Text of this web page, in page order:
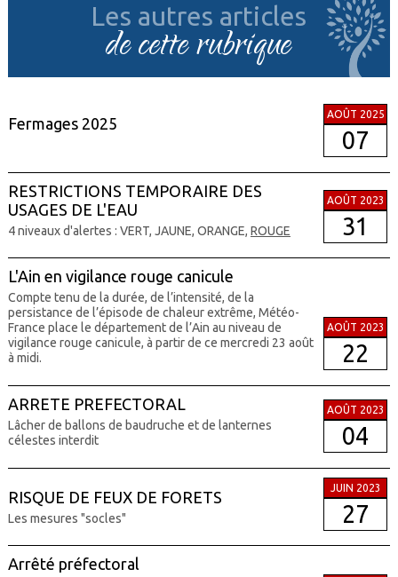
Les autres articles
de cette rubrique
Fermages 2025
AOÛT 2025
07
RESTRICTIONS TEMPORAIRE DES
USAGES DE L'EAU
4 niveaux d'alertes : VERT, JAUNE, ORANGE, ROUGE
AOÛT 2023
31
L'Ain en vigilance rouge canicule
Compte tenu de la durée, de l’intensité, de la
persistance de l’épisode de chaleur extrême, Météo-
France place le département de l’Ain au niveau de
vigilance rouge canicule, à partir de ce mercredi 23 août
à midi.
AOÛT 2023
22
ARRETE PREFECTORAL
Lâcher de ballons de baudruche et de lanternes
célestes interdit
AOÛT 2023
04
RISQUE DE FEUX DE FORETS
Les mesures "socles"
JUIN 2023
27
Arrêté préfectoral